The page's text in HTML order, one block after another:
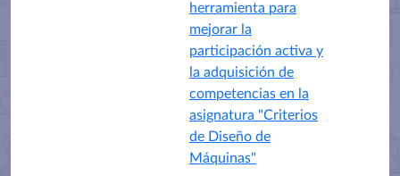
herramienta para
mejorar la
participación activa y
la adquisición de
competencias en la
asignatura "Criterios
de Diseño de
Máquinas"